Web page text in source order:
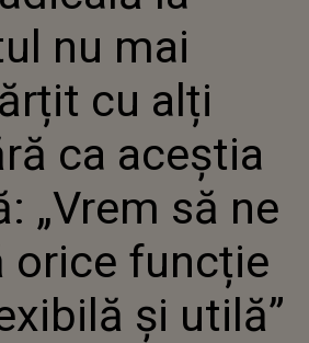
„VREM SĂ NE ASIGURĂM CĂ
FUNCȚIE NOUĂ ESTE FLEXIBILĂ ȘI
nu mai
cu alți
ca aceștia
„Vrem să ne
orice funcție
și utilă”